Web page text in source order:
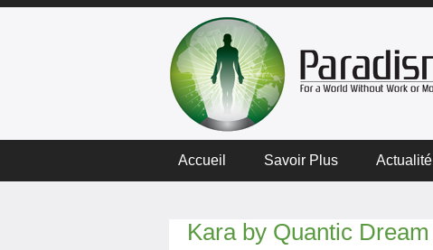
Accueil Savoir Plus Actualité
Kara by Quantic Dream